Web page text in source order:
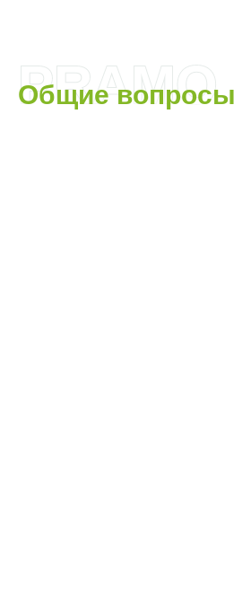
PRAMO
Общие вопросы